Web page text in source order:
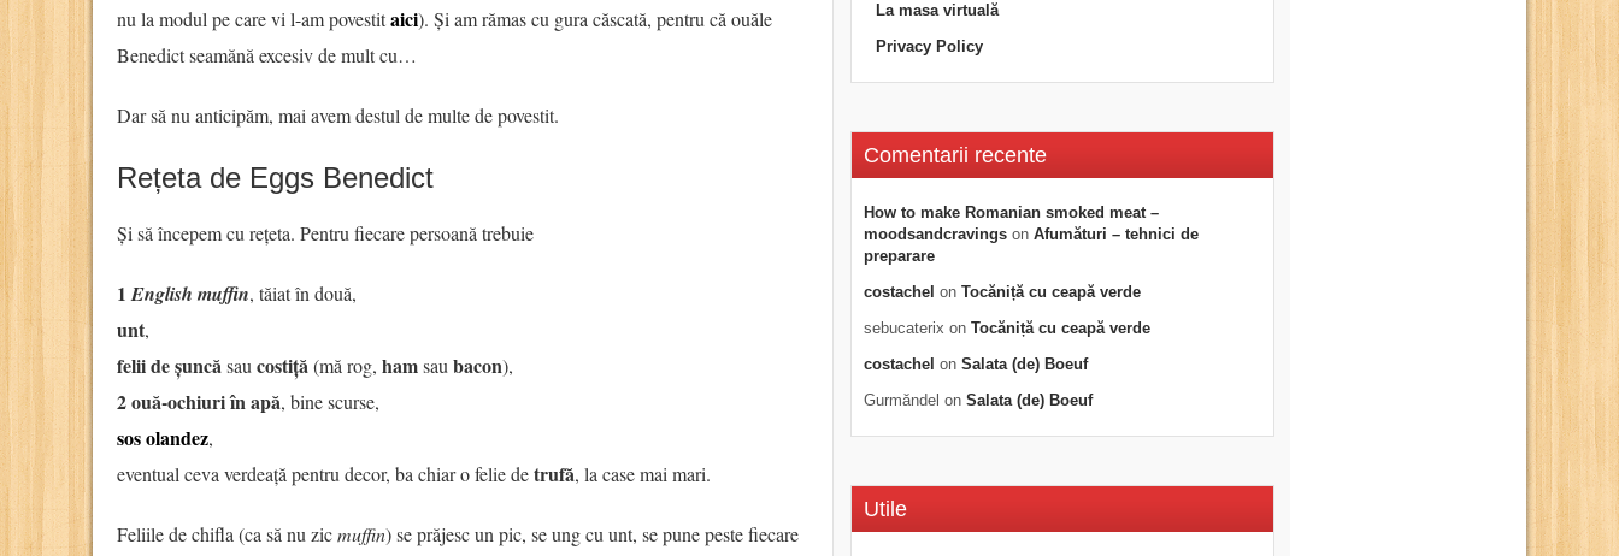
nu la modul pe care vi l-am povestitaici). Și am rămas cu gura căscată, pentru că ouăle
Benedict seamănă excesiv de mult cu…
Dar să nu anticipăm, mai avem destul de multe de povestit.
Rețeta de Eggs Benedict
Și să începem cu rețeta. Pentru fiecare persoană trebuie
1English muffin, tăiat în două,
unt,
felii de șuncăsau costiță(mă rog, hamsau bacon),
2 ouă-ochiuri în apă, bine scurse,
sos olandez,
eventual ceva verdeață pentru decor, ba chiar o felie detrufă, la case mai mari.
Feliile de chifla (ca să nu zicmuffin) se prăjesc un pic, se ung cu unt, se pune peste fiecare
La masa virtuală
Privacy Policy
Comentarii recente
How to make Romanian smoked meat –
moodsandcravings on Afumături – tehnici de
preparare
costachel on Tocăniță cu ceapă verde
sebucaterix on Tocăniță cu ceapă verde
costachel on Salata (de) Boeuf
Gurmăndel on Salata (de) Boeuf
Utile